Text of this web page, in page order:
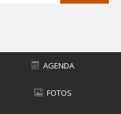
AGENDA
FOTOS